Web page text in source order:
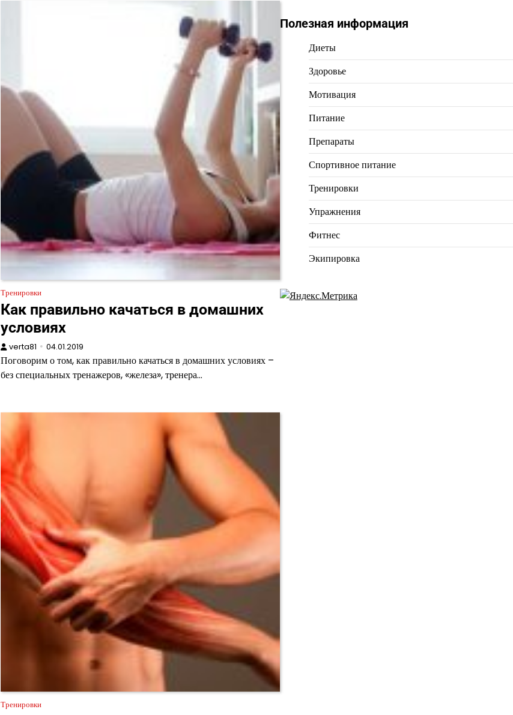
Тренировки
Как правильно качаться в домашних
условиях
verta81 04.01.2019
Поговорим о том, как правильно качаться в домашних условиях –
без специальных тренажеров, «железа», тренера…
Тренировки
Полезная информация
Диеты
Здоровье
Мотивация
Питание
Препараты
Спортивное питание
Тренировки
Упражнения
Фитнес
Экипировка